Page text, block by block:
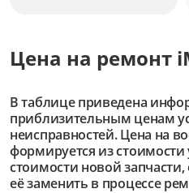
Цена на ремонт
В таблице приведена
приблизительным ценам
неисправностей. Цена на
формируется из стоимости
стоимости новой
её заменить в процессе